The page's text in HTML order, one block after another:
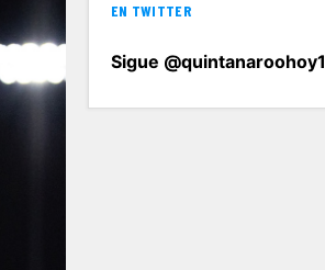
EN TWITTER
Sigue @quintanaroohoy1